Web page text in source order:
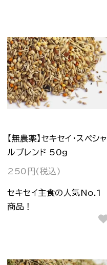
【無農薬】セキセイ・スペシャ
ルブレンド 50g
250円(税込)
セキセイ主食の人気No.1
商品！